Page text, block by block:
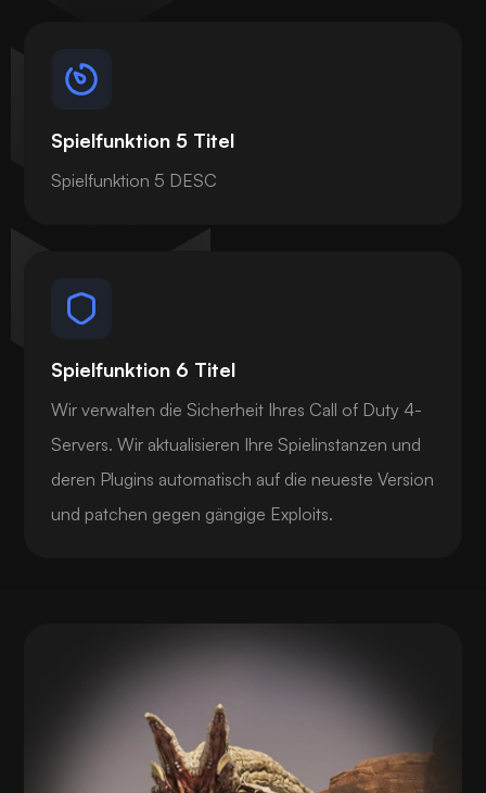
Spielfunktion 5 Titel
Spielfunktion 5 DESC
Spielfunktion 6 Titel
Wir verwalten die Sicherheit Ihres Call of Duty 4-
Servers. Wir aktualisieren Ihre Spielinstanzen und
deren Plugins automatisch auf die neueste Version
und patchen gegen gängige Exploits.